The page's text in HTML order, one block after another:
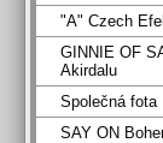
"A" Czech
GINNIE OF
Akirdalu
Společná fota
SAY ON